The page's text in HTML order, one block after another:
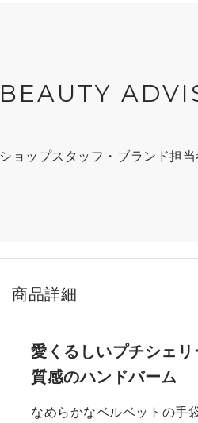
BEAUTY
ショップスタッフ・ブランド担
商品詳細
愛くるしいプチシェ
質感のハンドバーム
なめらかなベルベットの手